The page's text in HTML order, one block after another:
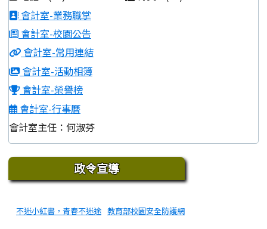
會計室-業務職掌
會計室-校園公告
會計室-常用連結
會計室-活動相簿
會計室-榮譽榜
會計室-行事曆
會計室主任：何淑芬
下中區域內容政令宣導
不迷小紅書，青春不迷途 教育部校園安全防護網